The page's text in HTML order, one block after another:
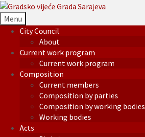
Menu
City Council
About
Current work program
Current work program
Composition
Current members
Composition by parties
Composition by working bodies
Working bodies
Acts